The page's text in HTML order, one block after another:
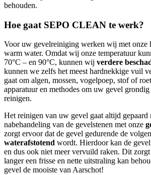
behouden.
Hoe gaat SEPO CLEAN te werk?
Voor uw gevelreiniging werken wij met onze
warm water. Omdat wij onze temperatuur
70°C – en 90°C, kunnen wij verdere
kunnen we zelfs het meest hardnekkige vuil
gaat om algen, mossen, vogelpoep, stof of
apparatuur en methodes om uw gevel
reinigen.
Het reinigen van uw gevel gaat altijd gepaard
nabehandeling van de gevelstenen met onze
zorgt ervoor dat de gevel gedurende de
waterafstotend wordt. Hierdoor kan de
en dus ook niet meer vervuild raken. Dit
langer een frisse en nette uitstraling kan
gevel de mooiste van Aarschot!